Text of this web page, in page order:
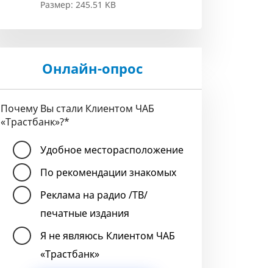
Размер: 245.51 KB
Онлайн-опрос
Почему Вы стали Клиентом ЧАБ
«Трастбанк»?*
Удобное месторасположение
По рекомендации знакомых
Реклама на радио /ТВ/
печатные издания
Я не являюсь Клиентом ЧАБ
«Трастбанк»